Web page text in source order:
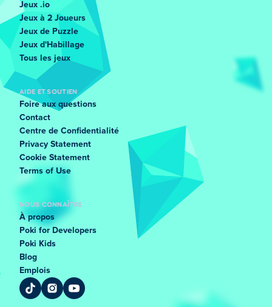
Jeux .io
Jeux à 2 Joueurs
Jeux de Puzzle
Jeux d'Habillage
Tous les jeux
AIDE ET SOUTIEN
Foire aux questions
Contact
Centre de Confidentialité
Privacy Statement
Cookie Statement
Terms of Use
NOUS CONNAÎTRE
À propos
Poki for Developers
Poki Kids
Blog
Emplois